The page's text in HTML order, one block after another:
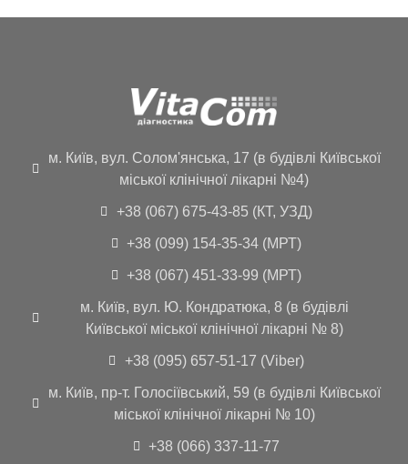
м. Київ, вул. Солом'янська, 17 (в будівлі Київської
міської клінічної лікарні №4)
+38 (067) 675-43-85 (КТ, УЗД)
+38 (099) 154-35-34 (МРТ)
+38 (067) 451-33-99 (МРТ)
м. Київ, вул. Ю. Кондратюка, 8 (в будівлі
Київської міської клінічної лікарні № 8)
+38 (095) 657-51-17 (Viber)
м. Київ, пр-т. Голосіївський, 59 (в будівлі Київської
міської клінічної лікарні № 10)
+38 (066) 337-11-77